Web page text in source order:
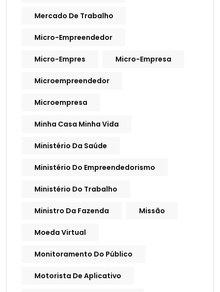
Mercado De Trabalho
Micro-Empreendedor
Micro-Empres Micro-Empresa
Microempreendedor
Microempresa
Minha Casa Minha Vida
Ministério Da Saúde
Ministério Do Empreendedorismo
Ministério Do Trabalho
Ministro Da Fazenda Missão
Moeda Virtual
Monitoramento Do Público
Motorista De Aplicativo